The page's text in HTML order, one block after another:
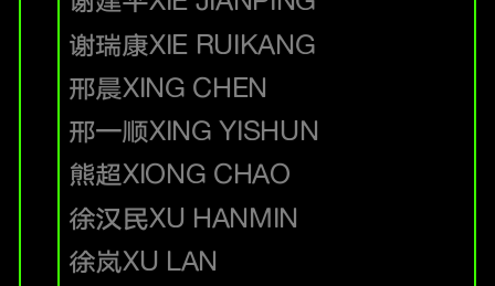
谢瑞康XIE RUIKANG
邢晨XING CHEN
邢一顺XING YISHUN
熊超XIONG CHAO
徐汉民XU HANMIN
徐岚XU LAN